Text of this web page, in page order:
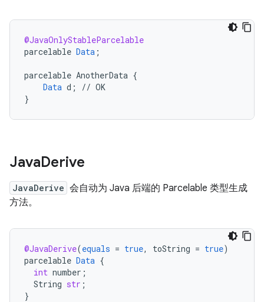
@JavaOnlyStableParcelable
parcelable Data ;
parcelable AnotherData {
Data d ; // OK
}
JavaDerive
JavaDerive 会自动为 Java 后端的 Parcelable 类型生成
方法。
@JavaDerive(equals = true, toString = true)
parcelable Data {
int number ;
String str ;
}